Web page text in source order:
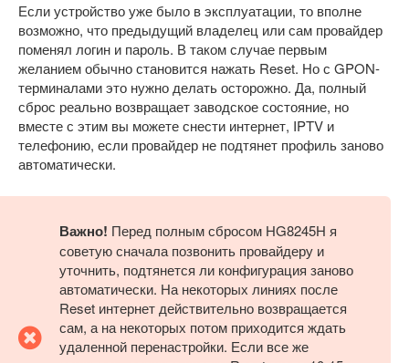
Если устройство уже было в эксплуатации, то вполне
возможно, что предыдущий владелец или сам провайдер
поменял логин и пароль. В таком случае первым
желанием обычно становится нажать Reset. Но с GPON-
терминалами это нужно делать осторожно. Да, полный
сброс реально возвращает заводское состояние, но
вместе с этим вы можете снести интернет, IPTV и
телефонию, если провайдер не подтянет профиль заново
автоматически.
Важно! Перед полным сбросом HG8245H я
советую сначала позвонить провайдеру и
уточнить, подтянется ли конфигурация заново
автоматически. На некоторых линиях после
Reset интернет действительно возвращается
сам, а на некоторых потом приходится ждать
удаленной перенастройки. Если все же